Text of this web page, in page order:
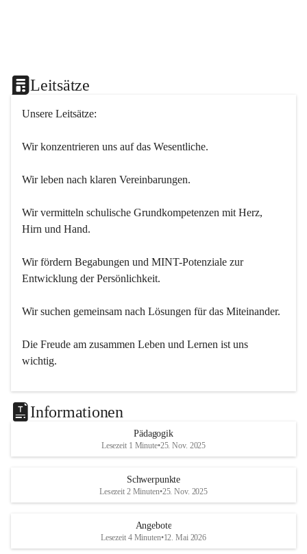
Leitsätze
Unsere Leitsätze:
Wir konzentrieren uns auf das Wesentliche.
Wir leben nach klaren Vereinbarungen.
Wir vermitteln schulische Grundkompetenzen mit Herz,
Hirn und Hand.
Wir fördern Begabungen und MINT-Potenziale zur
Entwicklung der Persönlichkeit.
Wir suchen gemeinsam nach Lösungen für das Miteinander.
Die Freude am zusammen Leben und Lernen ist uns
wichtig.
Informationen
Pädagogik
Lesezeit 1 Minute•25. Nov. 2025
Schwerpunkte
Lesezeit 2 Minuten•25. Nov. 2025
Angebote
Lesezeit 4 Minuten•12. Mai 2026